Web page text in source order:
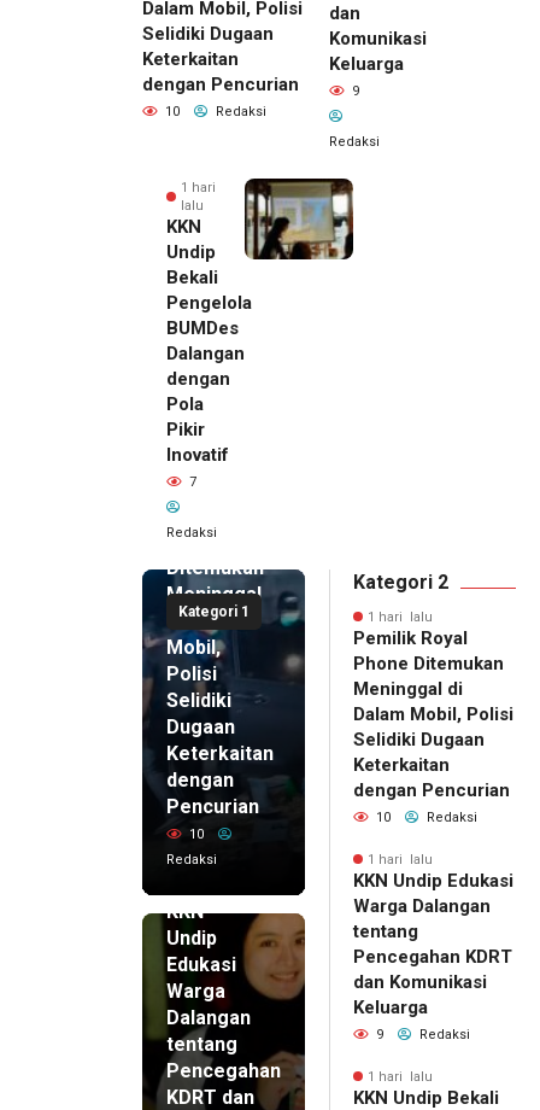
Dalam Mobil, Polisi
Selidiki Dugaan
Keterkaitan
dengan Pencurian
10 Redaksi
dan
Komunikasi
Keluarga
9
Redaksi
1 hari
lalu
KKN
Undip
Bekali
Pengelola
BUMDes
Dalangan
dengan
Pola
Pikir
Inovatif
7
Redaksi
Kategori 1
1 hari lalu
Pemilik
Royal
Phone
Ditemukan
Meninggal
di Dalam
Mobil,
Polisi
Selidiki
Dugaan
Keterkaitan
dengan
Pencurian
10
Redaksi
KKN
Undip
Edukasi
Warga
Dalangan
tentang
Pencegahan
KDRT dan
Kategori 2
1 hari lalu
Pemilik Royal
Phone Ditemukan
Meninggal di
Dalam Mobil, Polisi
Selidiki Dugaan
Keterkaitan
dengan Pencurian
10 Redaksi
1 hari lalu
KKN Undip Edukasi
Warga Dalangan
tentang
Pencegahan KDRT
dan Komunikasi
Keluarga
9 Redaksi
1 hari lalu
KKN Undip Bekali